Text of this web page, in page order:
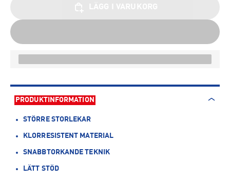
PRODUKTINFORMATION
STÖRRE STORLEKAR
KLORRESISTENT MATERIAL
SNABBTORKANDE TEKNIK
LÄTT STÖD